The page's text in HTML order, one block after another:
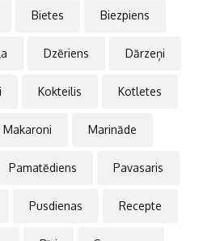
Bietes Biezpiens
Dzēriens Dārzeņi
Kokteilis Kotletes
Makaroni Marināde
Pamatēdiens Pavasaris
Pusdienas Recepte